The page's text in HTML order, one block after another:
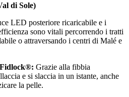
di Sole)
LED posteriore ricaricabile e i
sono vitali percorrendo i tratti
o attraversando i centri di Malé e
Grazie alla fibbia
e si slaccia in un istante, anche
la pelle.